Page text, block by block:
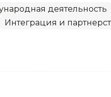
деятельность
Интеграция и